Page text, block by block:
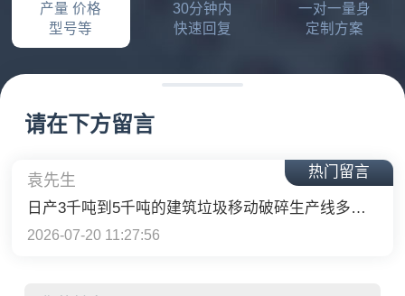
产量 价格
型号等
30分钟内
快速回复
一对一量身
定制方案
请在下方留言
热门留言
流动式，日产200立方
2026-07-18 11:08:06
2026-07-20 11:27:56
李先生
你们厂在哪里，想买一台洗砂机
2026-07-20 13:10:01